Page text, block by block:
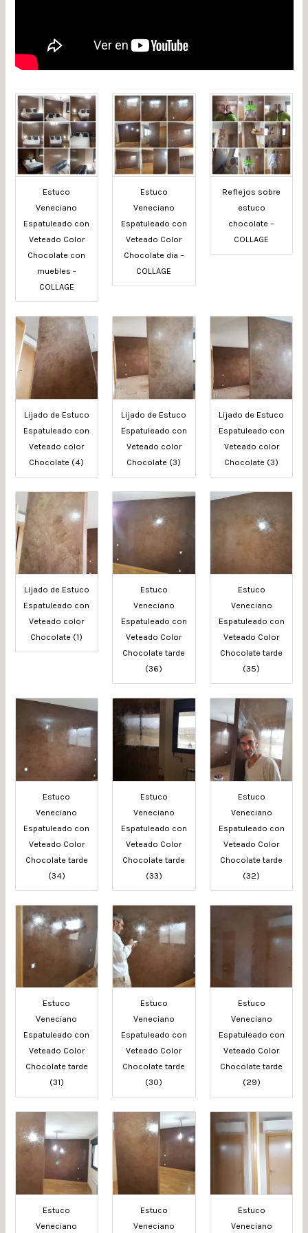
Estuco
Veneciano
Espatuleado con
Veteado Color
Chocolate con
muebles -
COLLAGE
Estuco
Veneciano
Espatuleado con
Veteado Color
Chocolate dia –
COLLAGE
Reflejos sobre
estuco
chocolate –
COLLAGE
Lijado de Estuco
Espatuleado con
Veteado color
Chocolate (4)
Lijado de Estuco
Espatuleado con
Veteado color
Chocolate (3)
Lijado de Estuco
Espatuleado con
Veteado color
Chocolate (3)
Lijado de Estuco
Espatuleado con
Veteado color
Chocolate (1)
Estuco
Veneciano
Espatuleado con
Veteado Color
Chocolate tarde
(36)
Estuco
Veneciano
Espatuleado con
Veteado Color
Chocolate tarde
(35)
Estuco
Veneciano
Espatuleado con
Veteado Color
Chocolate tarde
(34)
Estuco
Veneciano
Espatuleado con
Veteado Color
Chocolate tarde
(33)
Estuco
Veneciano
Espatuleado con
Veteado Color
Chocolate tarde
(32)
Estuco
Veneciano
Espatuleado con
Veteado Color
Chocolate tarde
(31)
Estuco
Veneciano
Espatuleado con
Veteado Color
Chocolate tarde
(30)
Estuco
Veneciano
Espatuleado con
Veteado Color
Chocolate tarde
(29)
Estuco
Veneciano
Estuco
Veneciano
Estuco
Veneciano